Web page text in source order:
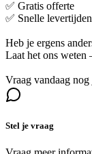
✅ Gratis offerte
✅ Snelle levertijden
Heb je ergens
Laat het ons weten
Vraag vandaag
Stel je vraag